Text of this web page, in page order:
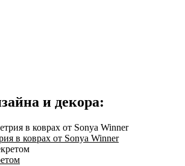
и декора:
в коврах от Sonya Winner